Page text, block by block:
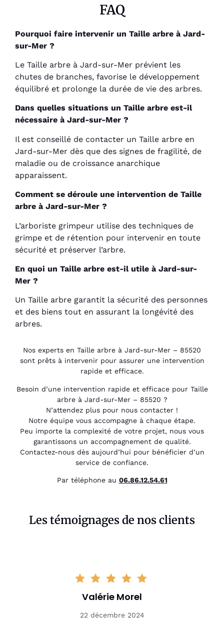
FAQ
Pourquoi faire intervenir un Taille arbre à Jard-
sur-Mer ?
Le Taille arbre à Jard-sur-Mer prévient les
chutes de branches, favorise le développement
équilibré et prolonge la durée de vie des arbres.
Dans quelles situations un Taille arbre est-il
nécessaire à Jard-sur-Mer ?
Il est conseillé de contacter un Taille arbre en
Jard-sur-Mer dès que des signes de fragilité, de
maladie ou de croissance anarchique
apparaissent.
Comment se déroule une intervention de Taille
arbre à Jard-sur-Mer ?
L’arboriste grimpeur utilise des techniques de
grimpe et de rétention pour intervenir en toute
sécurité et préserver l’arbre.
En quoi un Taille arbre est-il utile à Jard-sur-
Mer ?
Un Taille arbre garantit la sécurité des personnes
et des biens tout en assurant la longévité des
arbres.
Nos experts en Taille arbre à Jard-sur-Mer – 85520
sont prêts à intervenir pour assurer une intervention
rapide et efficace.
Besoin d’une intervention rapide et efficace pour Taille
arbre à Jard-sur-Mer – 85520 ?
N’attendez plus pour nous contacter !
Notre équipe vous accompagne à chaque étape.
Peu importe la complexité de votre projet, nous vous
garantissons un accompagnement de qualité.
Contactez-nous dès aujourd’hui pour bénéficier d’un
service de confiance.
Par téléphone au 06.86.12.54.61
Les témoignages de nos clients
Valérie Morel
22 décembre 2024